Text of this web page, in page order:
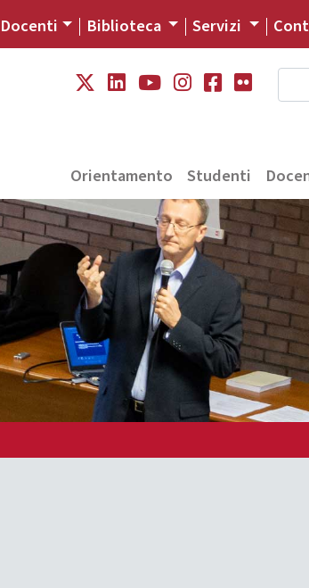
Docenti Biblioteca Servizi
Orientamento Studenti